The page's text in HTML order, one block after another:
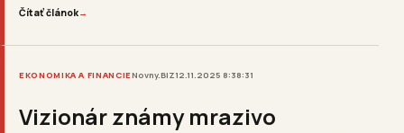
Čítať článok→
EKONOMIKA A FINANCIENovny.BIZ12.11.2025 8:38:31
Vizionár známy mrazivo